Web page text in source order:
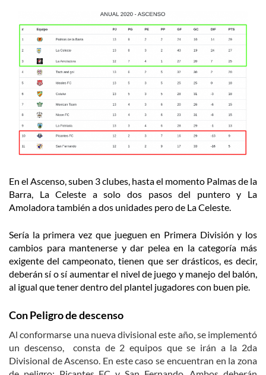
En el Ascenso, suben 3 clubes, hasta el momento Palmas de la
Barra, La Celeste a solo dos pasos del puntero y La
Amoladora también a dos unidades pero de La Celeste.
Sería la primera vez que jueguen en Primera División y los
cambios para mantenerse y dar pelea en la categoría más
exigente del campeonato, tienen que ser drásticos, es decir,
deberán sí o sí aumentar el nivel de juego y manejo del balón,
al igual que tener dentro del plantel jugadores con buen pie.
Con Peligro de descenso
Al conformarse una nueva divisional este año, se implementó
un descenso, consta de 2 equipos que se irán a la 2da
Divisional de Ascenso. En este caso se encuentran en la zona